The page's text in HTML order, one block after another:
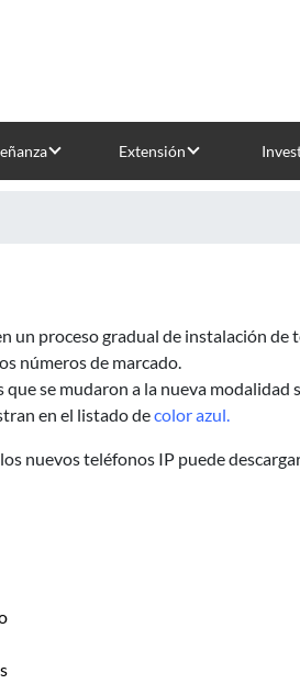
Extensión
un proceso gradual de instalación
números de marcado.
se mudaron a la nueva
en el listado decolor azul.
nuevos teléfonos IP puede